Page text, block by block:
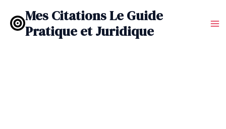
contenu
Mes Citations Le Guide
Pratique et Juridique